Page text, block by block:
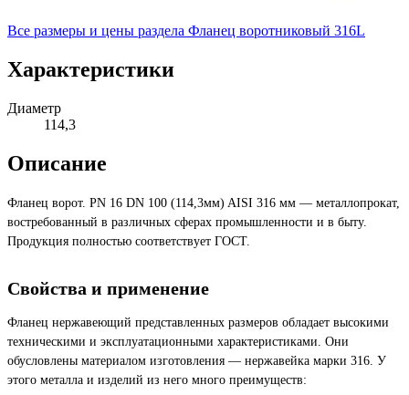
Все размеры и цены раздела Фланец воротниковый 316L
Характеристики
Диаметр
114,3
Описание
Фланец ворот. PN 16 DN 100 (114,3мм) AISI 316 мм — металлопрокат,
востребованный в различных сферах промышленности и в быту.
Продукция полностью соответствует ГОСТ.
Свойства и применение
Фланец нержавеющий представленных размеров обладает высокими
техническими и эксплуатационными характеристиками. Они
обусловлены материалом изготовления — нержавейка марки 316. У
этого металла и изделий из него много преимуществ: